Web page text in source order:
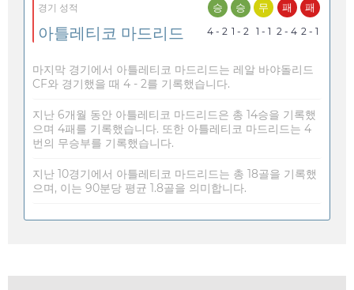
경기 성적
아틀레티코 마드리드
승
4 - 2
승
1 - 2
무
1 - 1
패
2 - 4
패
2 - 1
마지막 경기에서 아틀레티코 마드리드는 레알 바야돌리드
CF와 경기했을 때 4 - 2를 기록했습니다.
지난 6개월 동안 아틀레티코 마드리드은 총 14승을 기록했
으며 4패를 기록했습니다. 또한 아틀레티코 마드리드는 4
번의 무승부를 기록했습니다.
지난 10경기에서 아틀레티코 마드리드는 총 18골을 기록했
으며, 이는 90분당 평균 1.8골을 의미합니다.